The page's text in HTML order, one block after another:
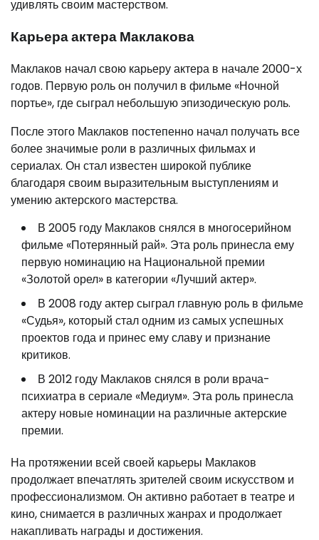
удивлять своим мастерством.
Карьера актера Маклакова
Маклаков начал свою карьеру актера в начале 2000-х
годов. Первую роль он получил в фильме «Ночной
портье», где сыграл небольшую эпизодическую роль.
После этого Маклаков постепенно начал получать все
более значимые роли в различных фильмах и
сериалах. Он стал известен широкой публике
благодаря своим выразительным выступлениям и
умению актерского мастерства.
В 2005 году Маклаков снялся в многосерийном
фильме «Потерянный рай». Эта роль принесла ему
первую номинацию на Национальной премии
«Золотой орел» в категории «Лучший актер».
В 2008 году актер сыграл главную роль в фильме
«Судья», который стал одним из самых успешных
проектов года и принес ему славу и признание
критиков.
В 2012 году Маклаков снялся в роли врача-
психиатра в сериале «Медиум». Эта роль принесла
актеру новые номинации на различные актерские
премии.
На протяжении всей своей карьеры Маклаков
продолжает впечатлять зрителей своим искусством и
профессионализмом. Он активно работает в театре и
кино, снимается в различных жанрах и продолжает
накапливать награды и достижения.